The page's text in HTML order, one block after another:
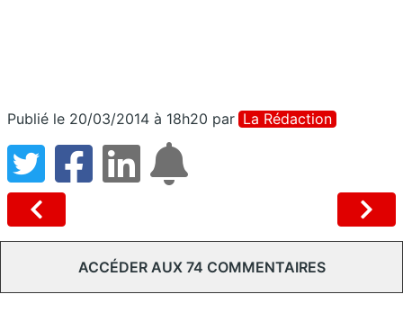
Publié le 20/03/2014 à 18h20 par La Rédaction
ACCÉDER AUX 74 COMMENTAIRES